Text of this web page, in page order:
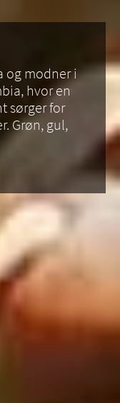
og modner i
hvor en
sørger for
Grøn, gul,